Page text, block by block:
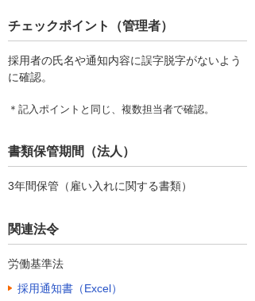
チェックポイント（管理者）
採用者の氏名や通知内容に誤字脱字がないよう
に確認。
＊記入ポイントと同じ、複数担当者で確認。
書類保管期間（法人）
3年間保管（雇い入れに関する書類）
関連法令
労働基準法
採用通知書（Excel）